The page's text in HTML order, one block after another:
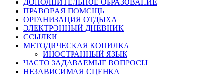
ДОПОЛНИТЕЛЬНОЕ ОБРАЗОВАНИЕ
ПРАВОВАЯ ПОМОЩЬ
ОРГАНИЗАЦИЯ ОТДЫХА
ЭЛЕКТРОННЫЙ ДНЕВНИК
ССЫЛКИ
МЕТОДИЧЕСКАЯ КОПИЛКА
ИНОСТРАННЫЙ ЯЗЫК
ЧАСТО ЗАДАВАЕМЫЕ ВОПРОСЫ
НЕЗАВИСИМАЯ ОЦЕНКА